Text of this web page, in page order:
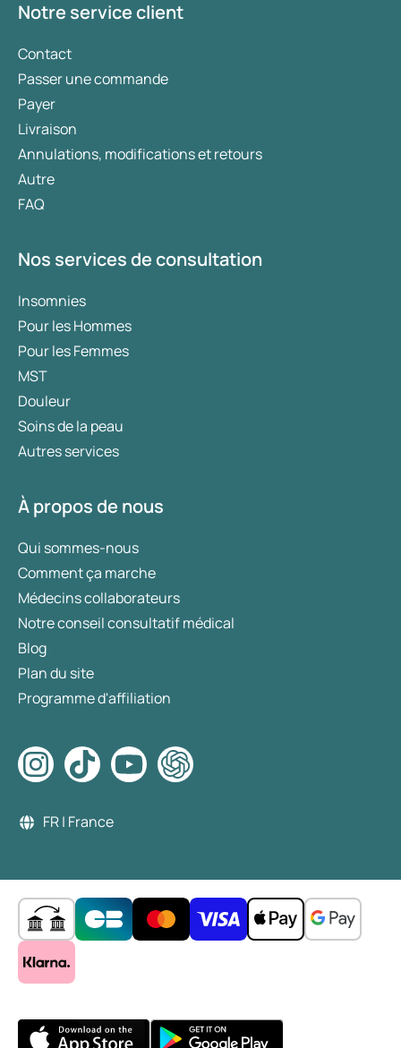
d’utilisation de médicaments.
Notre service client
Contact
Passer une commande
Payer
Livraison
Annulations, modifications et retours
Autre
FAQ
Nos services de consultation
Insomnies
Pour les Hommes
Pour les Femmes
MST
Douleur
Soins de la peau
Autres services
À propos de nous
Qui sommes-nous
Comment ça marche
Médecins collaborateurs
Notre conseil consultatif médical
Blog
Plan du site
Programme d'affiliation
FR | France